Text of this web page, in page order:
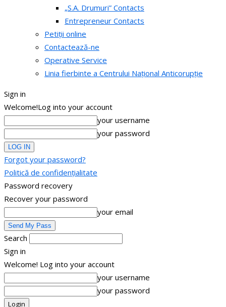
„S.A. Drumuri” Contacts
Entrepreneur Contacts
Petiții online
Contactează-ne
Operative Service
Linia fierbinte a Centrului Național Anticorupție
Sign in
Welcome!Log into your account
your username
your password
Forgot your password?
Politică de confidențialitate
Password recovery
Recover your password
your email
Search
Sign in
Welcome! Log into your account
your username
your password